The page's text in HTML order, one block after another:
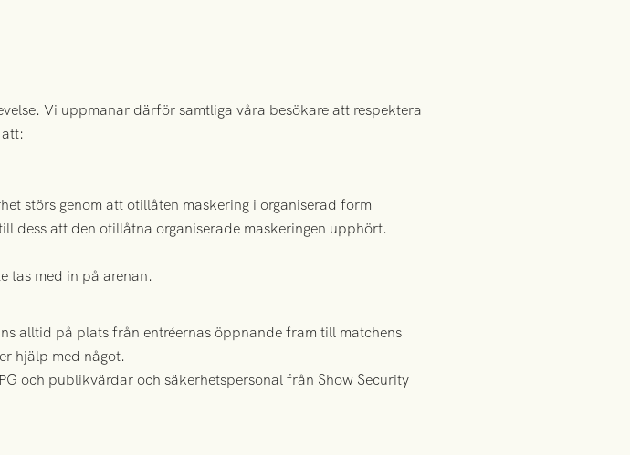
Vi uppmanar därför samtliga våra besökare att respektera
störs genom att otillåten maskering i organiserad form
dess att den otillåtna organiserade maskeringen upphört.
tas med in på arenan.
alltid på plats från entréernas öppnande fram till matchens
hjälp med något.
och publikvärdar och säkerhetspersonal från Show Security